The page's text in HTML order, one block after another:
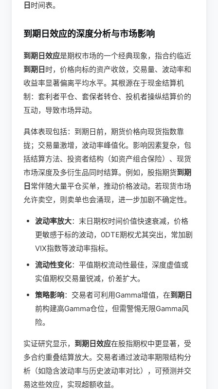
日时间表。
到期日效应的深度分析与市场影响
到期日效应是期权市场的一个经典现象，指合约临近
到期日时，价格向标的资产收敛，交易量、波动率和
收益率显著偏离平均水平。其根源在于现金结算机
制：套利者平仓、套保者转仓、投机者操纵结算价的
互动，导致市场异动。
具体表现包括：到期日前，期货价格向现货指数靠
拢；交易量激增，波动率峰值化。影响因素复杂，包
括结算方法、投资者结构（如资产组合保险）、现货
市场深度及多衍生品同时结算。例如，股指期货到期
日常伴随大量平仓买单，推动价格波动。若现货市场
允许卖空，则卖单也会涌现，进一步加剧不确定性。
波动率放大：末日期权时间价值快速衰减，价格
更敏感于标的波动，0DTE期权尤其突出，常加剧
VIX指数等波动率指标。
流动性变化：平值期权流动性最佳，深度虚值或
实值期权交易量锐减，价差扩大。
策略影响：交易者可利用Gamma增值，在到期日
前构建高Gamma仓位，但需警惕无限Gamma风
险。
实证研究显示， 到期日效应在股指期权中更显著，受
多合约重叠结算放大。交易者通过波动率期限结构分
析（如隐含波动率与历史波动率对比），可预测并交
易这些效应，实现超额收益。